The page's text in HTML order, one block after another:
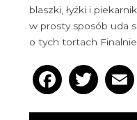
blaszki, łyżki i
w prosty sposób uda
o tych tortach